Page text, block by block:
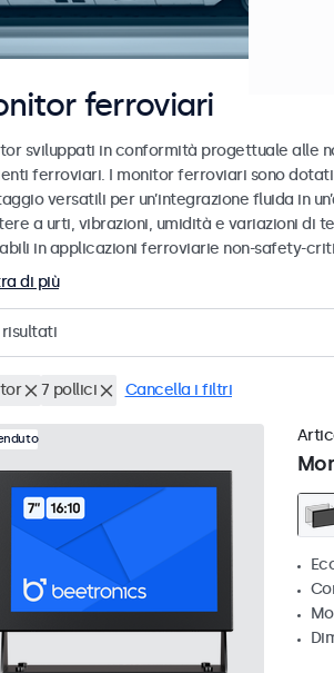
ferroviari
sviluppati in conformità progettuale alle
ferroviari. I monitor ferroviari sono
versatili per un’integrazione fluida in
a urti, vibrazioni, umidità e variazioni di
in applicazioni ferroviarie non-safety-
di più
risultati
7 pollici Cancella i filtri